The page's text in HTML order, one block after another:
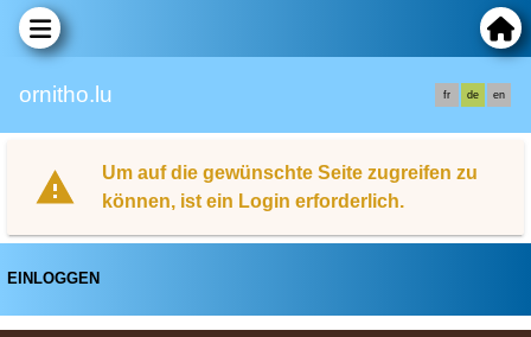
ornitho.lu fr de en
Um auf die gewünschte Seite zugreifen zu
können, ist ein Login erforderlich.
EINLOGGEN